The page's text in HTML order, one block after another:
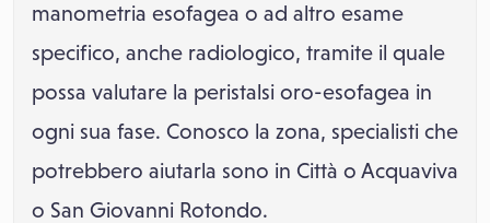
manometria esofagea o ad altro esame
specifico, anche radiologico, tramite il quale
possa valutare la peristalsi oro-esofagea in
ogni sua fase. Conosco la zona, specialisti che
potrebbero aiutarla sono in Città o Acquaviva
o San Giovanni Rotondo.